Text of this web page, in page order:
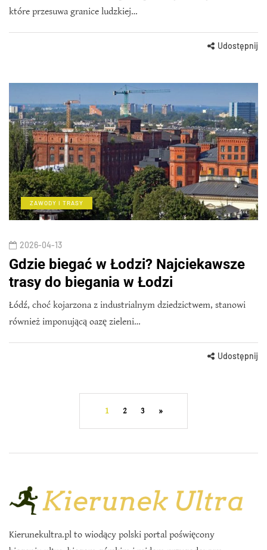
które przesuwa granice ludzkiej…
Udostępnij
ZAWODY I TRASY
2026-04-13
Gdzie biegać w Łodzi? Najciekawsze
trasy do biegania w Łodzi
Łódź, choć kojarzona z industrialnym dziedzictwem, stanowi
również imponującą oazę zieleni…
Udostępnij
1 2 3 »
Kierunekultra.pl to wiodący polski portal poświęcony